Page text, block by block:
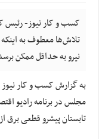
کسب و کار نیوز- رئیس
تلاش‌ها معطوف به
نیرو به حداقل ممکن
به گزارش کسب و کار
مجلس در برنامه رادیو
تابستان پیشرو قطعی برق